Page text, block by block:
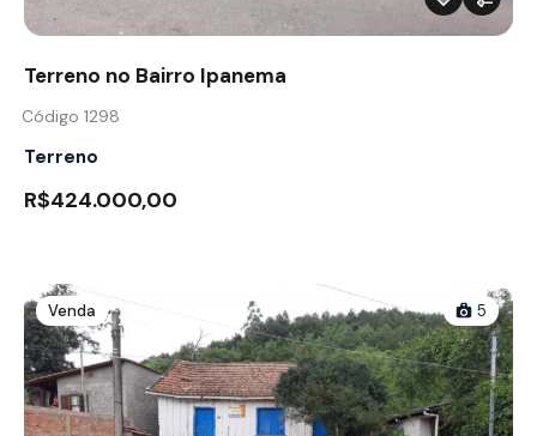
Terreno no Bairro Ipanema
Código 1298
Terreno
R$424.000,00
Venda 5